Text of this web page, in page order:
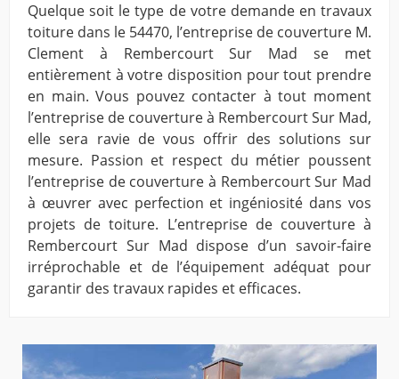
Quelque soit le type de votre demande en travaux
toiture dans le 54470, l’entreprise de couverture M.
Clement à Rembercourt Sur Mad se met
entièrement à votre disposition pour tout prendre
en main. Vous pouvez contacter à tout moment
l’entreprise de couverture à Rembercourt Sur Mad,
elle sera ravie de vous offrir des solutions sur
mesure. Passion et respect du métier poussent
l’entreprise de couverture à Rembercourt Sur Mad
à œuvrer avec perfection et ingéniosité dans vos
projets de toiture. L’entreprise de couverture à
Rembercourt Sur Mad dispose d’un savoir-faire
irréprochable et de l’équipement adéquat pour
garantir des travaux rapides et efficaces.